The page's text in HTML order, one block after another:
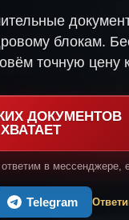
блокам.
точную цену
ДОКУМЕНТОВ
ответим в мессенджере,
Telegram